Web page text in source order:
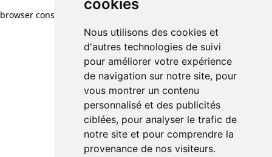
cookies
Nous utilisons des cookies et
d'autres technologies de suivi
pour améliorer votre expérience
de navigation sur notre site, pour
vous montrer un contenu
personnalisé et des publicités
ciblées, pour analyser le trafic de
notre site et pour comprendre la
provenance de nos visiteurs.
browser console for more information)